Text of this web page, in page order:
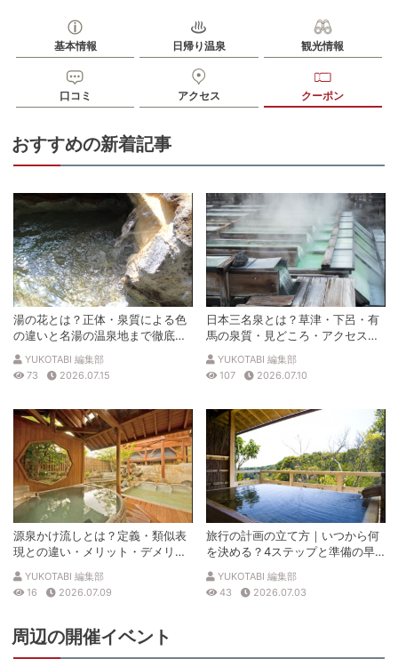
基本情報 日帰り温泉 観光情報
口コミ アクセス クーポン
おすすめの新着記事
湯の花とは？正体・泉質による色
の違いと名湯の温泉地まで徹底解
説
YUKOTABI 編集部
73
2026.07.15
日本三名泉とは？草津・下呂・有
馬の泉質・見どころ・アクセスを
徹底解説
YUKOTABI 編集部
107
2026.07.10
源泉かけ流しとは？定義・類似表
現との違い・メリット・デメリッ
トを解説
YUKOTABI 編集部
16
2026.07.09
旅行の計画の立て方｜いつから何
を決める？4ステップと準備の早
見表
YUKOTABI 編集部
43
2026.07.03
周辺の開催イベント